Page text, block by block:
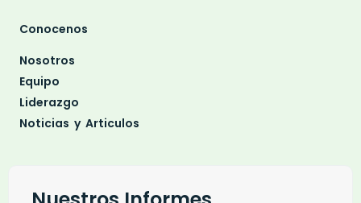
Conocenos
Nosotros
Equipo
Liderazgo
Noticias y Articulos